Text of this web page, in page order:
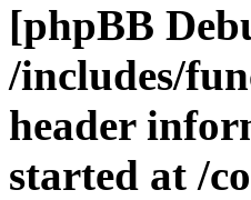
[phpBB
/includes/
header
started at /